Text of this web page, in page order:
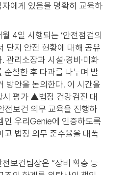
에게 있음을 명확히 교육하
4일 시행되는 ‘안전점검의
단지 안전 현황에 대해 공유
관리소장과 시설·경비·미화
순찰한 후 다과를 나누며 발
방안을 논의한다. 이 시간을
평가 ▲법정 건강검진 대
보건 의무 교육을 진행하
인 우리Genie에 인증하도록
고 법정 의무 준수율을 대폭
보건팀장은 “장비 확충 등